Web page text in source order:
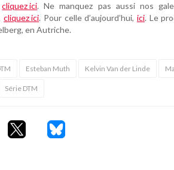
cliquez ici. Ne manquez pas aussi nos
cliquez ici. Pour celle d’aujourd’hui, ici. Le
en Autriche.
Esteban Muth Kelvin Van der Linde
Série DTM